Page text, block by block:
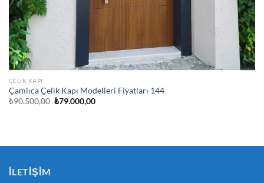
ÇELIK KAPI
Çamlıca Çelik Kapı Modelleri Fiyatları 144
₺90.500,00 Orijinal
₺79.000,00Şu
İLETIŞIM